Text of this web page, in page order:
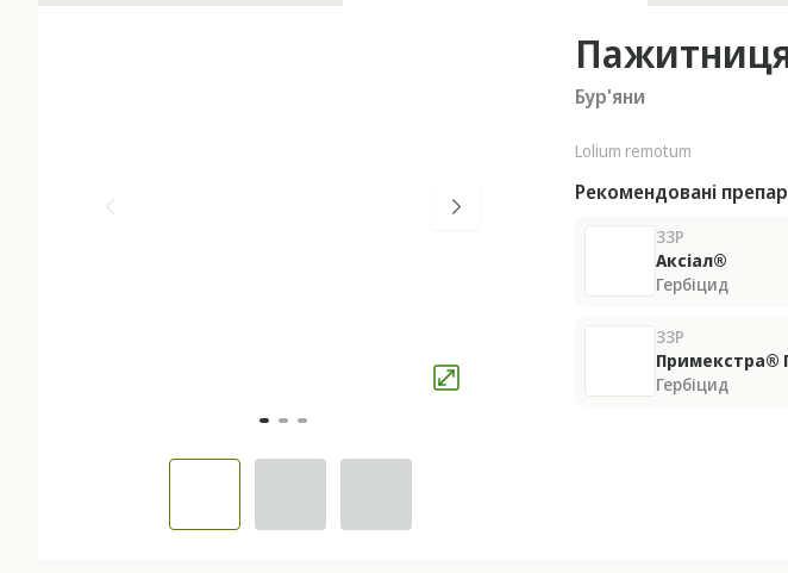
Бур'яни
Lolium remotum
Рекомендовані
ЗЗР
Аксіал®
Гербіцид
ЗЗР
Примекстра®
Гербіцид